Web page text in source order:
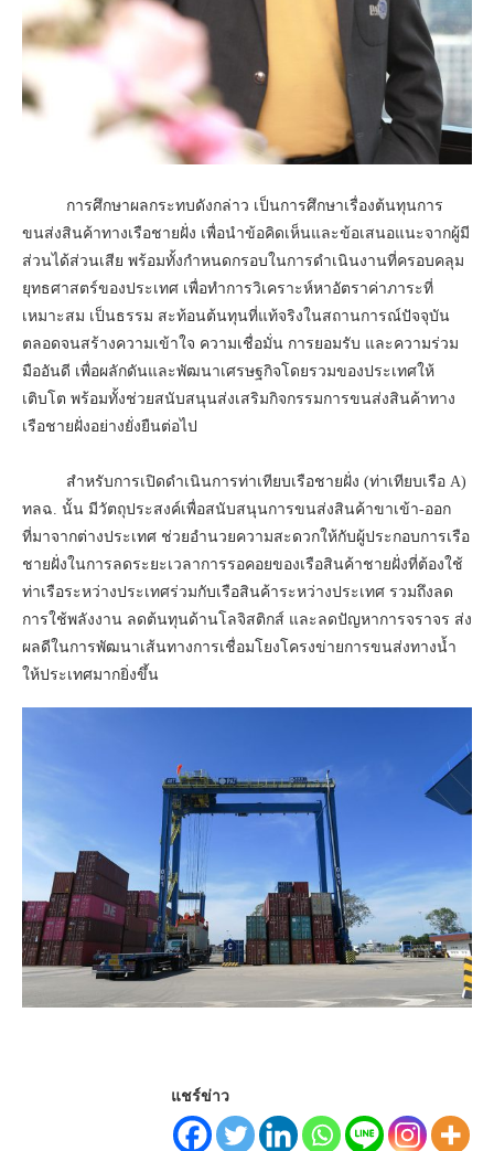
การศึกษาผลกระทบดังกล่าว เป็นการศึกษาเรื่องต้นทุนการ
ขนส่งสินค้าทางเรือชายฝั่ง เพื่อนำข้อคิดเห็นและข้อเสนอแนะจากผู้มี
ส่วนได้ส่วนเสีย พร้อมทั้งกำหนดกรอบในการดำเนินงานที่ครอบคลุม
ยุทธศาสตร์ของประเทศ เพื่อทำการวิเคราะห์หาอัตราค่าภาระที่
เหมาะสม เป็นธรรม สะท้อนต้นทุนที่แท้จริงในสถานการณ์ปัจจุบัน
ตลอดจนสร้างความเข้าใจ ความเชื่อมั่น การยอมรับ และความร่วม
มืออันดี เพื่อผลักดันและพัฒนาเศรษฐกิจโดยรวมของประเทศให้
เติบโต พร้อมทั้งช่วยสนับสนุนส่งเสริมกิจกรรมการขนส่งสินค้าทาง
เรือชายฝั่งอย่างยั่งยืนต่อไป
สำหรับการเปิดดำเนินการท่าเทียบเรือชายฝั่ง (ท่าเทียบเรือ A)
ทลฉ. นั้น มีวัตถุประสงค์เพื่อสนับสนุนการขนส่งสินค้าขาเข้า-ออก
ที่มาจากต่างประเทศ ช่วยอำนวยความสะดวกให้กับผู้ประกอบการเรือ
ชายฝั่งในการลดระยะเวลาการรอคอยของเรือสินค้าชายฝั่งที่ต้องใช้
ท่าเรือระหว่างประเทศร่วมกับเรือสินค้าระหว่างประเทศ รวมถึงลด
การใช้พลังงาน ลดต้นทุนด้านโลจิสติกส์ และลดปัญหาการจราจร ส่ง
ผลดีในการพัฒนาเส้นทางการเชื่อมโยงโครงข่ายการขนส่งทางน้ำ
ให้ประเทศมากยิ่งขึ้น
แชร์ข่าว